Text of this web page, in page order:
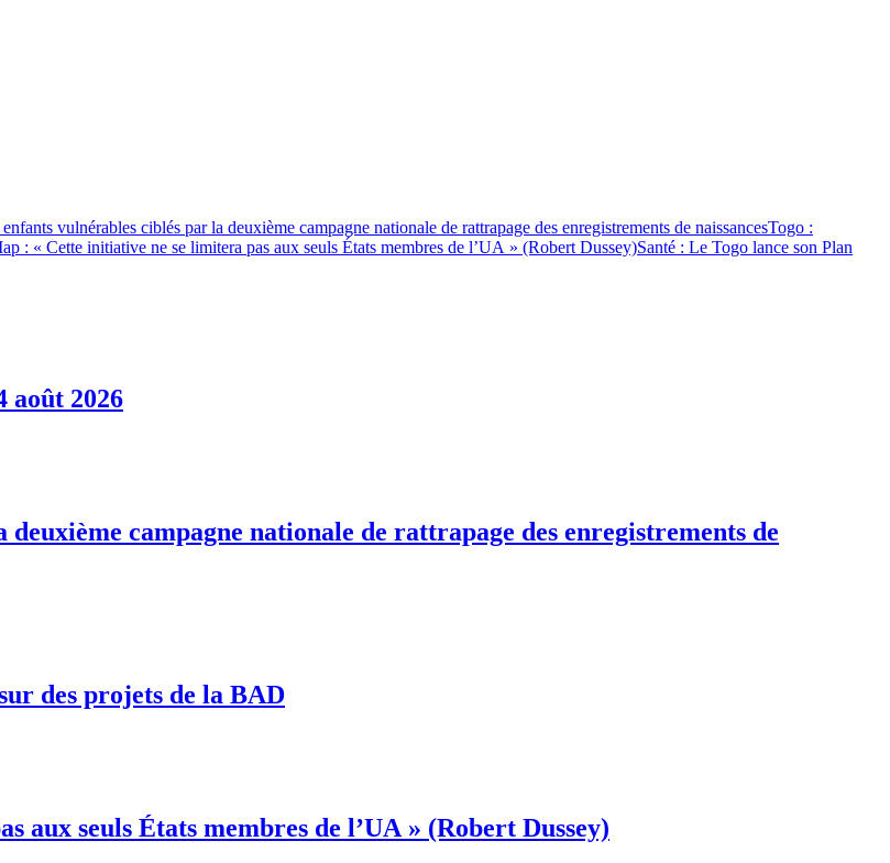
vulnérables ciblés par la deuxième campagne nationale de rattrapage des enregistrements de naissancesTogo :
: « Cette initiative ne se limitera pas aux seuls États membres de l’UA » (Robert Dussey)Santé : Le Togo lance son Plan
août 2026
campagne nationale de rattrapage des enregistrements de
des projets de la BAD
seuls États membres de l’UA » (Robert Dussey)